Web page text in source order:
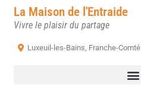
La Maison de l'Entraide
Vivre le plaisir du partage
Luxeuil-les-Bains, Franche-Comté